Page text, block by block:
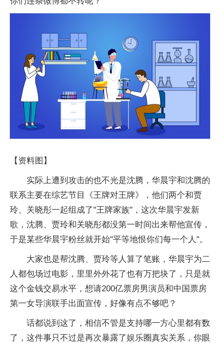
【资料图】
实际上遭到攻击的也不光是沈腾，华晨宇和沈腾的
联系主要在综艺节目《王牌对王牌》，他们两个和贾
玲、关晓彤一起组成了"王牌家族"，这次华晨宇发新
歌，沈腾、贾玲和关晓彤都没第一时间出来帮他宣传，
于是某些华晨宇粉丝就开始"平等地恨你们每一个人"。
大家也是帮沈腾、贾玲等人算了笔账，华晨宇为二
人都包场过电影，里里外外花了也有万把块了，只是就
这个金钱交易水平，想请200亿票房男演员和中国票房
第一女导演联手出面宣传，好像有点不够吧？
话都说到这了，相信不管是支持哪一方心里都有数
了，这件事只不过是再次暴露了娱乐圈真实关系，你眼